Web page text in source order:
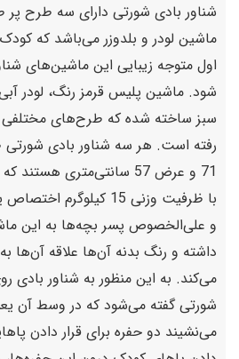
شناور بادی شورتی دارای سه طرح پر
ماشین لودر و بلدوزر می‌باشد که
اول متوجه زیبایی این ماشین‌های
شود. ماشین پلیس قرمز رنگ، لودر
سبز ساخته شده که طرح‌های مختلفی
رفته است. هر سه شناور بادی
71 و عرض 57 سانتی‌متری
با ظرفیت وزنی 15
و علی‌الخصوص پسر بچه‌ها به این
داشته و رنگ بدنه آن‌ها علاقه آن‌ها
شورتی گفته می‌شود که در وسط آن
می‌نشیند دو حفره برای قرار دادن